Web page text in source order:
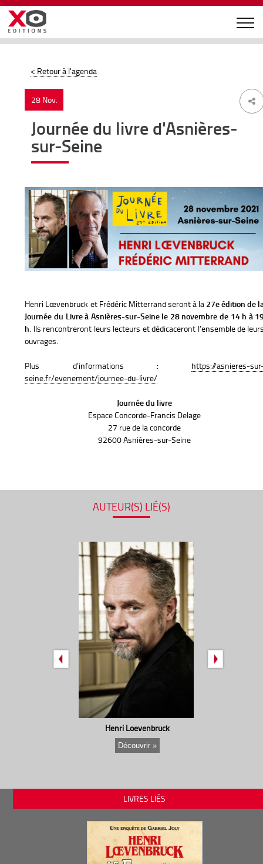
< Retour à l'agenda
28 Nov.
Journée du livre d'Asnières-
sur-Seine
Henri Lœvenbruck et Frédéric Mitterrand seront à la 27e édition de
Journée du Livre à Asnières-sur-Seine le 28 novembre de 14 h à
h . Ils rencontreront leurs lecteurs et dédicaceront l’ensemble de
ouvrages.
Plus d’informations : https://asnieres-
seine.fr/evenement/journee-du-livre/
Journée du livre
Espace Concorde-Francis Delage
27 rue de la concorde
92600 Asnières-sur-Seine
AUTEUR(S) LIÉ(S)
Henri Loevenbruck
Découvrir »
LIVRES LIÉS